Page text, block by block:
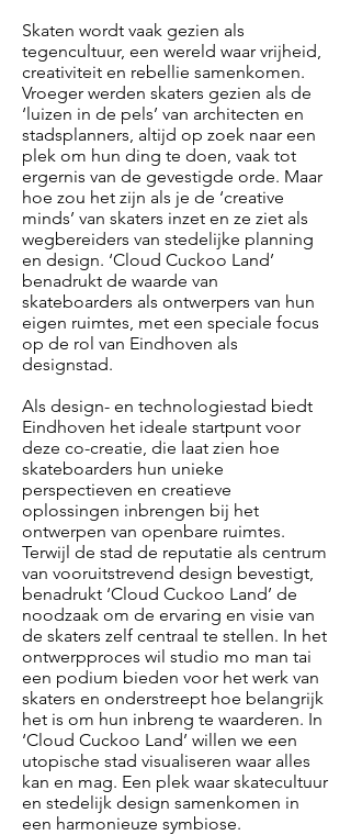
Skaten wordt vaak gezien als
tegencultuur, een wereld waar vrijheid,
creativiteit en rebellie samenkomen.
Vroeger werden skaters gezien als de
‘luizen in de pels’ van architecten en
stadsplanners, altijd op zoek naar een
plek om hun ding te doen, vaak tot
ergernis van de gevestigde orde. Maar
hoe zou het zijn als je de ‘creative
minds’ van skaters inzet en ze ziet als
wegbereiders van stedelijke planning
en design. ‘Cloud Cuckoo Land’
benadrukt de waarde van
skateboarders als ontwerpers van hun
eigen ruimtes, met een speciale focus
op de rol van Eindhoven als
designstad.
Als design- en technologiestad biedt
Eindhoven het ideale startpunt voor
deze co-creatie, die laat zien hoe
skateboarders hun unieke
perspectieven en creatieve
oplossingen inbrengen bij het
ontwerpen van openbare ruimtes.
Terwijl de stad de reputatie als centrum
van vooruitstrevend design bevestigt,
benadrukt ‘Cloud Cuckoo Land’ de
noodzaak om de ervaring en visie van
de skaters zelf centraal te stellen. In het
ontwerpproces wil studio mo man tai
een podium bieden voor het werk van
skaters en onderstreept hoe belangrijk
het is om hun inbreng te waarderen. In
‘Cloud Cuckoo Land’ willen we een
utopische stad visualiseren waar alles
kan en mag. Een plek waar skatecultuur
en stedelijk design samenkomen in
een harmonieuze symbiose.